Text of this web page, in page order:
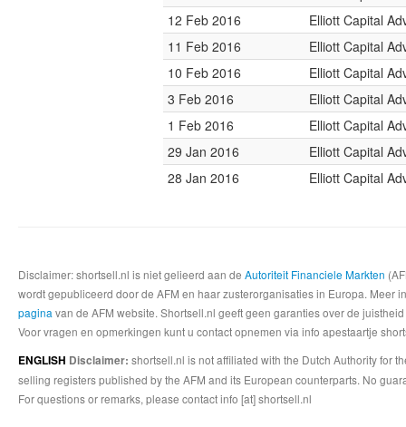
12 Feb 2016
Elliott Capital
11 Feb 2016
Elliott Capital
10 Feb 2016
Elliott Capital
3 Feb 2016
Elliott Capital
1 Feb 2016
Elliott Capital
29 Jan 2016
Elliott Capital
28 Jan 2016
Elliott Capital
Disclaimer: shortsell.nl is niet gelieerd aan de Autoriteit Financiele Markten
wordt gepubliceerd door de AFM en haar zusterorganisaties in Europa.
pagina van de AFM website. Shortsell.nl geeft geen garanties over de
Voor vragen en opmerkingen kunt u contact opnemen via info apestaartje
ENGLISH Disclaimer: shortsell.nl is not affiliated with the Dutch Authority for
selling registers published by the AFM and its European counterparts. No
For questions or remarks, please contact info [at] shortsell.nl